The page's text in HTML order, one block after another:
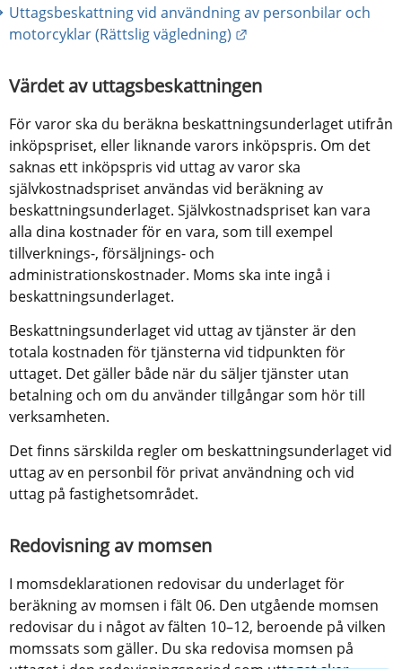
Uttagsbeskattning vid användning av personbilar och
motorcyklar (Rättslig vägledning)
Värdet av uttagsbeskattningen
För varor ska du beräkna beskattningsunderlaget utifrån
inköpspriset, eller liknande varors inköpspris. Om det
saknas ett inköpspris vid uttag av varor ska
självkostnadspriset användas vid beräkning av
beskattningsunderlaget. Självkostnadspriset kan vara
alla dina kostnader för en vara, som till exempel
tillverknings-, försäljnings- och
administrationskostnader. Moms ska inte ingå i
beskattningsunderlaget.
Beskattningsunderlaget vid uttag av tjänster är den
totala kostnaden för tjänsterna vid tidpunkten för
uttaget. Det gäller både när du säljer tjänster utan
betalning och om du använder tillgångar som hör till
verksamheten.
Det finns särskilda regler om beskattningsunderlaget vid
uttag av en personbil för privat användning och vid
uttag på fastighetsområdet.
Redovisning av momsen
I momsdeklarationen redovisar du underlaget för
beräkning av momsen i fält 06. Den utgående momsen
redovisar du i något av fälten 10–12, beroende på vilken
momssats som gäller. Du ska redovisa momsen på